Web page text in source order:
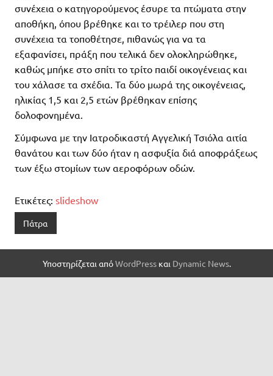
συνέχεια ο κατηγορούμενος έσυρε τα πτώματα στην
αποθήκη, όπου βρέθηκε και το τρέιλερ που στη
συνέχεια τα τοποθέτησε, πιθανώς για να τα
εξαφανίσει, πράξη που τελικά δεν ολοκληρώθηκε,
καθώς μπήκε στο σπίτι το τρίτο παιδί οικογένειας και
του χάλασε τα σχέδια. Τα δύο μωρά της οικογένειας,
ηλικίας 1,5 και 2,5 ετών βρέθηκαν επίσης
δολοφονημένα.
Σύμφωνα με την Ιατροδικαστή Αγγελική Τσιόλα αιτία
θανάτου και των δύο ήταν η ασφυξία διά αποφράξεως
των έξω στομίων των αεροφόρων οδών.
Ετικέτες: slideshow
Πάτρα
Υποστηρίζεται απόWordPressκαι Dynamic News.